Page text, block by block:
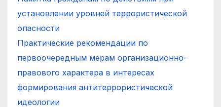
установлении уровней террористической
опасности
Практические рекомендации по
первоочередным мерам организационно-
правового характера в интересах
формирования антитеррористической
идеологии